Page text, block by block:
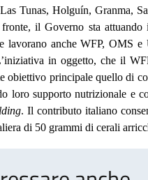
Tunas, Holguín, Granma,
il Governo sta
lavorano anche WFP, OMS
in oggetto, che il
obiettivo principale quello di
loro supporto nutrizionale e
. Il contributo italiano
di 50 grammi di cerali